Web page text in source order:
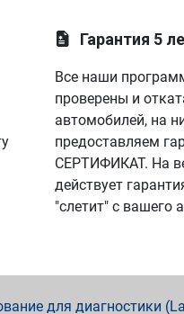
Гарантия 5
Все наши
проверены и
автомобилей, на
предоставляем
СЕРТИФИКАТ. На
действует
"слетит" с вашего
для диагностики